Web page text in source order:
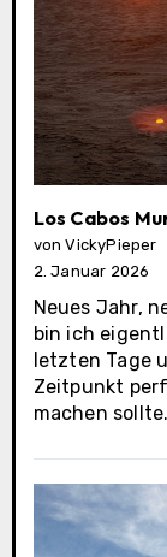
Los Cabos
von VickyPieper
2. Januar 2026
Neues Jahr,
bin ich
letzten Tage
Zeitpunkt
machen